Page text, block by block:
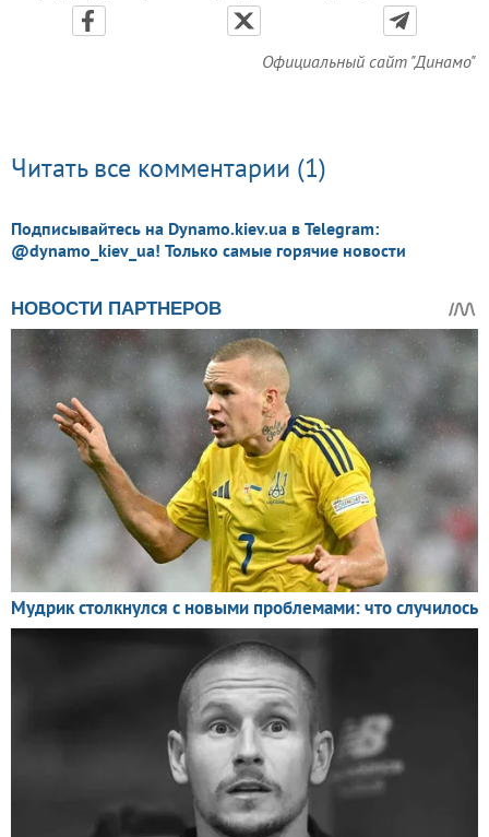
Официальный сайт "Динамо"
Читать все комментарии (1)
Подписывайтесь на Dynamo.kiev.ua в Telegram:
@dynamo_kiev_ua! Только самые горячие новости